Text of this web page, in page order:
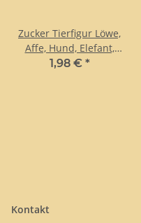
Zucker Tierfigur Löwe,
Affe, Hund, Elefant,
Nilpferd oder Tiger 3D
1,98 € *
Kontakt